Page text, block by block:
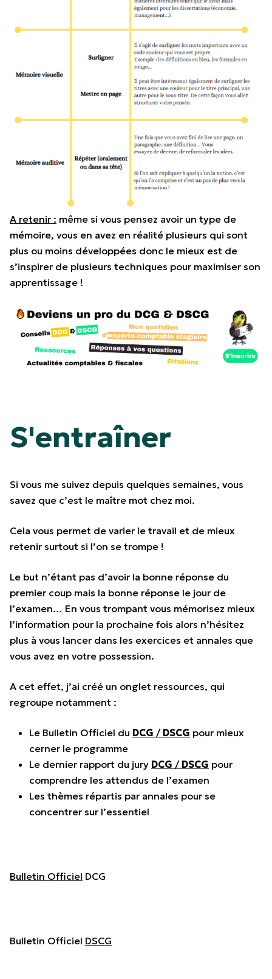
A retenir : même si vous pensez avoir un type de
mémoire, vous en avez en réalité plusieurs qui sont
plus ou moins développées donc le mieux est de
s’inspirer de plusieurs techniques pour maximiser son
apprentissage !
S'entraîner
Si vous me suivez depuis quelques semaines, vous
savez que c’est le maître mot chez moi.
Cela vous permet de varier le travail et de mieux
retenir surtout si l’on se trompe !
Le but n’étant pas d’avoir la bonne réponse du
premier coup mais la bonne réponse le jour de
l’examen… En vous trompant vous mémorisez mieux
l’information pour la prochaine fois alors n’hésitez
plus à vous lancer dans les exercices et annales que
vous avez en votre possession.
A cet effet, j’ai créé un onglet ressources, qui
regroupe notamment :
Le Bulletin Officiel du DCG / DSCG pour mieux
cerner le programme
Le dernier rapport du jury DCG / DSCG pour
comprendre les attendus de l’examen
Les thèmes répartis par annales pour se
concentrer sur l’essentiel
Bulletin Officiel DCG
Bulletin Officiel DSCG